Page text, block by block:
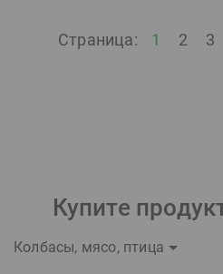
Страница: 1 2 3
Купите
Колбасы, мясо, птица